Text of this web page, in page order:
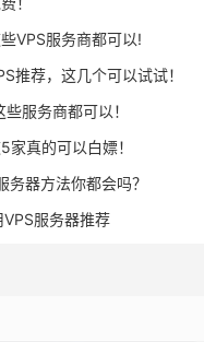
VPS服务商都可以!
推荐，这几个可以试试！
服务商都可以！
真的可以白嫖！
器方法你都会吗？
服务器推荐